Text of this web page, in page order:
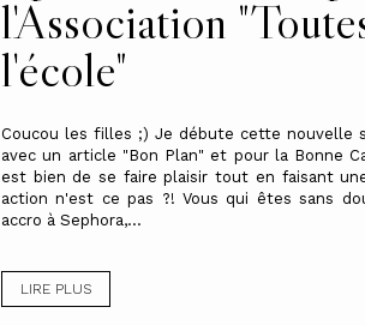
l'Association
l'école"
Coucou les filles ;) Je débute cette nouvelle
avec un article "Bon Plan" et pour la Bonne
est bien de se faire plaisir tout en faisant
action n'est ce pas ?! Vous qui êtes sans
accro à Sephora,...
LIRE PLUS